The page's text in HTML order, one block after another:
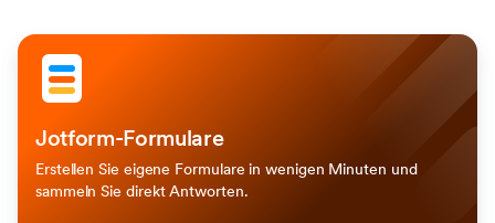
Jotform-Formulare
Erstellen Sie eigene Formulare in wenigen Minuten und
sammeln Sie direkt Antworten.